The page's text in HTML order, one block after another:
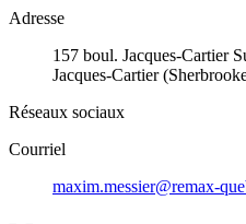
Adresse
157 boul. Jacques-Cartier
Jacques-Cartier
Réseaux sociaux
Courriel
maxim.messier@remax-